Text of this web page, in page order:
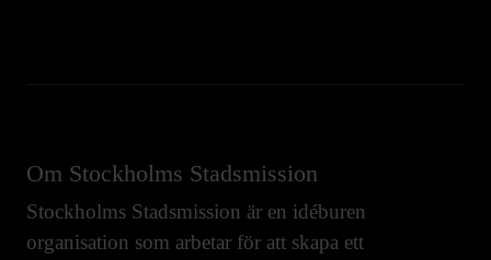
Om Stockholms Stadsmission
Stockholms Stadsmission är en idéburen
organisation som arbetar för att skapa ett